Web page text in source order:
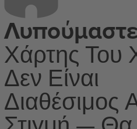
Χάρτης Του
Δεν Είναι
Διαθέσιμος